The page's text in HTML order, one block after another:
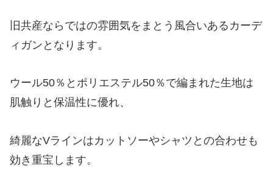
旧共産ならではの雰囲気をまとう風合いあるカーデ
ィガンとなります。
ウール50％とポリエステル50％で編まれた生地は
肌触りと保温性に優れ、
綺麗なVラインはカットソーやシャツとの合わせも
効き重宝します。